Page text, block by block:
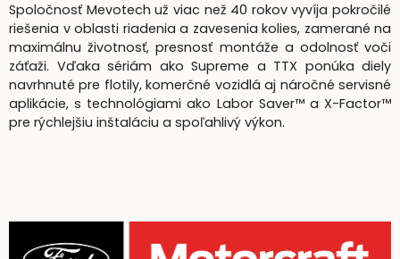
Spoločnosť Mevotech už viac než 40 rokov vyvíja pokročilé
riešenia v oblasti riadenia a zavesenia kolies, zamerané na
maximálnu životnosť, presnosť montáže a odolnosť voči
záťaži. Vďaka sériám ako Supreme a TTX ponúka diely
navrhnuté pre flotily, komerčné vozidlá aj náročné servisné
aplikácie, s technológiami ako Labor Saver™ a X-Factor™
pre rýchlejšiu inštaláciu a spoľahlivý výkon.